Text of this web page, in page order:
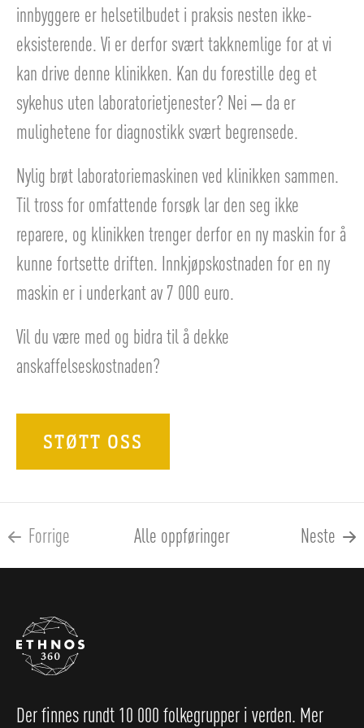
innbyggere er helsetilbudet i praksis nesten ikke-
eksisterende. Vi er derfor svært takknemlige for at vi
kan drive denne klinikken. Kan du forestille deg et
sykehus uten laboratorietjenester? Nei – da er
mulighetene for diagnostikk svært begrensede.
Nylig brøt laboratoriemaskinen ved klinikken sammen.
Til tross for omfattende forsøk lar den seg ikke
reparere, og klinikken trenger derfor en ny maskin for å
kunne fortsette driften. Innkjøpskostnaden for en ny
maskin er i underkant av 7 000 euro.
Vil du være med og bidra til å dekke
anskaffelseskostnaden?
STØTT OSS
Forrige Alle oppføringer Neste
Der finnes rundt 10 000 folkegrupper i verden. Mer